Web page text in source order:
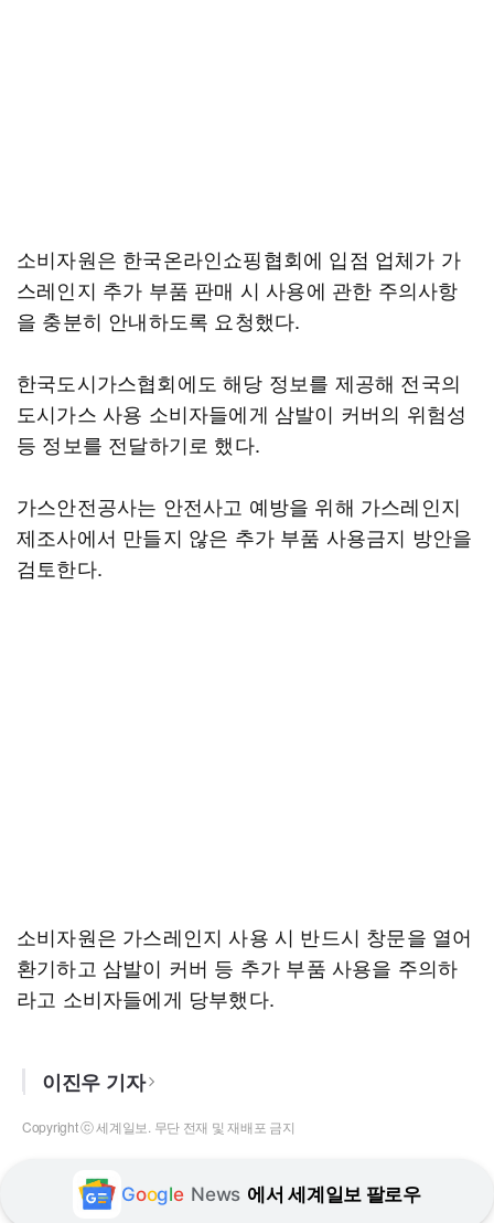
소비자원은 한국온라인쇼핑협회에 입점 업체가 가
스레인지 추가 부품 판매 시 사용에 관한 주의사항
을 충분히 안내하도록 요청했다.
한국도시가스협회에도 해당 정보를 제공해 전국의
도시가스 사용 소비자들에게 삼발이 커버의 위험성
등 정보를 전달하기로 했다.
가스안전공사는 안전사고 예방을 위해 가스레인지
제조사에서 만들지 않은 추가 부품 사용금지 방안을
검토한다.
소비자원은 가스레인지 사용 시 반드시 창문을 열어
환기하고 삼발이 커버 등 추가 부품 사용을 주의하
라고 소비자들에게 당부했다.
이진우 기자
Copyright ⓒ 세계일보. 무단 전재 및 재배포 금지
Google News 에서 세계일보 팔로우